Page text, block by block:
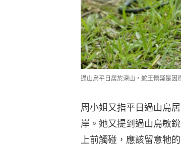
過山烏平日居於深山，蛇王懷疑是因
周小姐又指平日過山烏
岸。她又提到過山烏敏
上前觸碰，應該留意牠